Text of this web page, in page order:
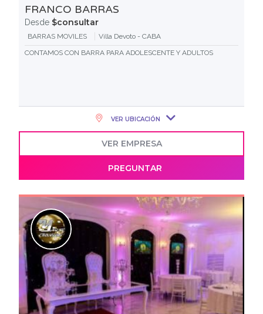
FRANCO BARRAS
Desde $consultar
BARRAS MOVILES
Villa Devoto - CABA
CONTAMOS CON BARRA PARA ADOLESCENTE Y ADULTOS
VER UBICACIÓN
VER EMPRESA
PREGUNTAR